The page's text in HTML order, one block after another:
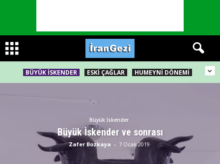
BÜYÜK İSKENDER ESKI ÇAĞLAR HUMEYNI DÖNEMI
Büyük İskender
Büyük İskender ve sonrası
Zafer Bozkaya - 7 Ocak 2019